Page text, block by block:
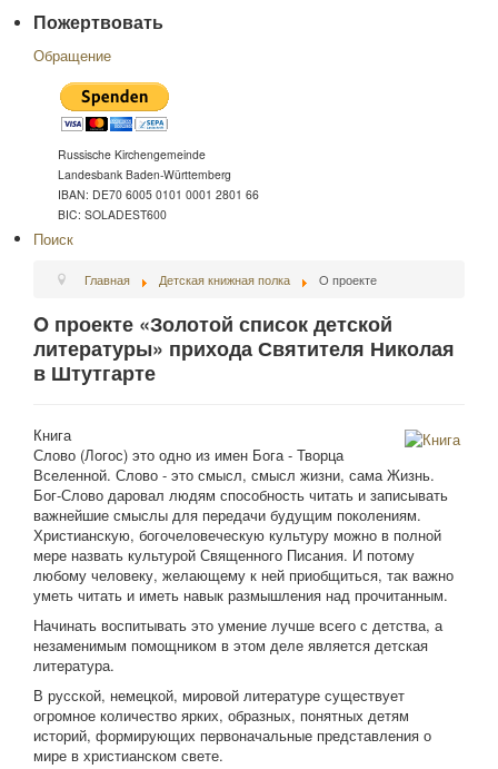
Пожертвовать
Обращение
Russische Kirchengemeinde
Landesbank Baden-Württemberg
IBAN: DE70 6005 0101 0001 2801 66
BIC: SOLADEST600
Поиск
Главная Детская книжная полка O проекте
O проекте «Золотой список детской
литературы» прихода Святителя Николая
в Штутгарте
Книга
Слово (Логос) это одно из имен Бога - Творца
Вселенной. Слово - это смысл, смысл жизни, сама Жизнь.
Бог-Слово даровал людям способность читать и записывать
важнейшие смыслы для передачи будущим поколениям.
Христианскую, богочеловеческую культуру можно в полной
мере назвать культурой Священного Писания. И потому
любому человеку, желающему к ней приобщиться, так важно
уметь читать и иметь навык размышления над прочитанным.
Начинать воспитывать это умение лучше всего с детства, а
незаменимым помощником в этом деле является детская
литература.
В русской, немецкой, мировой литературе существует
огромное количество ярких, образных, понятных детям
историй, формирующих первоначальные представления о
мире в христианском свете.